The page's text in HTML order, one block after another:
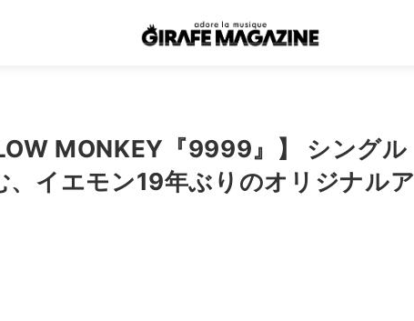
MONKEY『9999』】 シングル
、イエモン19年ぶりのオリジナルア